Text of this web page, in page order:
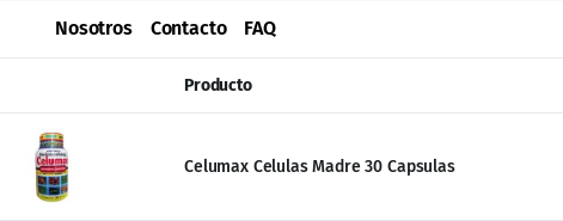
Nosotros Contacto FAQ
Producto
Celumax Celulas Madre 30 Capsulas